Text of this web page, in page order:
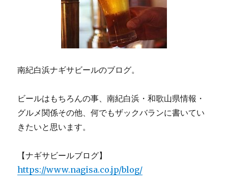
南紀白浜ナギサビールのブログ。
ビールはもちろんの事、南紀白浜・和歌山県情報・
グルメ関係その他、何でもザックバランに書いてい
きたいと思います。
【ナギサビールブログ】
https://www.nagisa.co.jp/blog/